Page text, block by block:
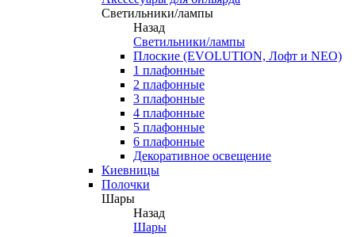
Светильники/лампы
Назад
Светильники/лампы
Плоские (EVOLUTION, Лофт и NEO)
1 плафонные
2 плафонные
3 плафонные
4 плафонные
5 плафонные
6 плафонные
Декоративное освещение
Киевницы
Полочки
Шары
Назад
Шары